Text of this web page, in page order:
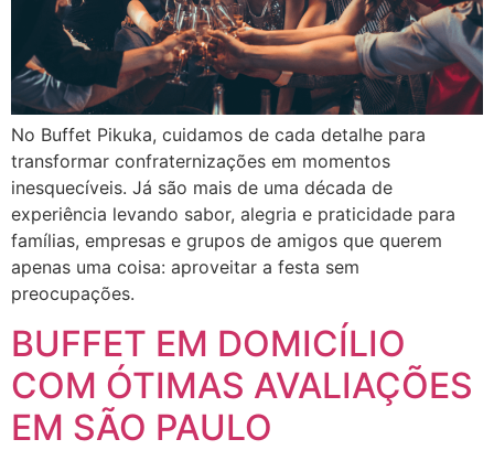
No Buffet Pikuka, cuidamos de cada detalhe para
transformar confraternizações em momentos
inesquecíveis. Já são mais de uma década de
experiência levando sabor, alegria e praticidade para
famílias, empresas e grupos de amigos que querem
apenas uma coisa: aproveitar a festa sem
preocupações.
BUFFET EM DOMICÍLIO
COM ÓTIMAS AVALIAÇÕES
EM SÃO PAULO